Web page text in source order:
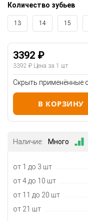
Количество зубьев
13 14 15
3392 ₽
3392 ₽ Цена за 1 шт
Скрыть применённые
В КОРЗИНУ
Наличие: Много
от 1 до 3 шт
от 4 до 10 шт
от 11 до 20 шт
от 21 шт